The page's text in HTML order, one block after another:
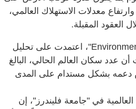
معدلات الاستهلاك العالمي،
العقود المقبلة.
الدراسة، التي نشرتها مجلة "Environmental Research Letters"، اعتمدت على تحليل
أن عدد سكان العالم الحالي، البالغ
دعمه بشكل مستدام على المدى
في "جامعة فليندرز"، إن